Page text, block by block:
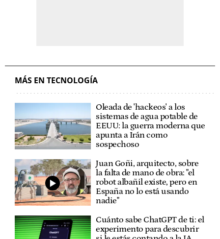
MÁS EN TECNOLOGÍA
Oleada de 'hackeos' a los
sistemas de agua potable de
EEUU: la guerra moderna que
apunta a Irán como
sospechoso
Juan Goñi, arquitecto, sobre
la falta de mano de obra: "el
robot albañil existe, pero en
España no lo está usando
nadie"
Cuánto sabe ChatGPT de ti: el
experimento para descubrir